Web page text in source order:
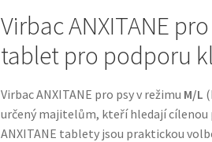
Virbac ANXITANE
tablet pro podporu
Virbac ANXITANE pro psy v režimu M/L
určený majitelům, kteří hledají cílenou
ANXITANE tablety jsou praktickou